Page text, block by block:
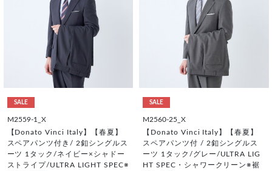
SALE
M2559-1_X
【Donato Vinci Italy】【春夏】
スペアパンツ付き/ 2釦シングルス
ーツ 1タック/ネイビー×シャドー
ストライプ/ULTRA LIGHT SPEC※
SALE
M2560-25_X
【Donato Vinci Italy】【春夏】
スペアパンツ付 / 2釦シングルス
ーツ 1タック/グレー/ULTRA LIG
HT SPEC・シャワークリーン※裾